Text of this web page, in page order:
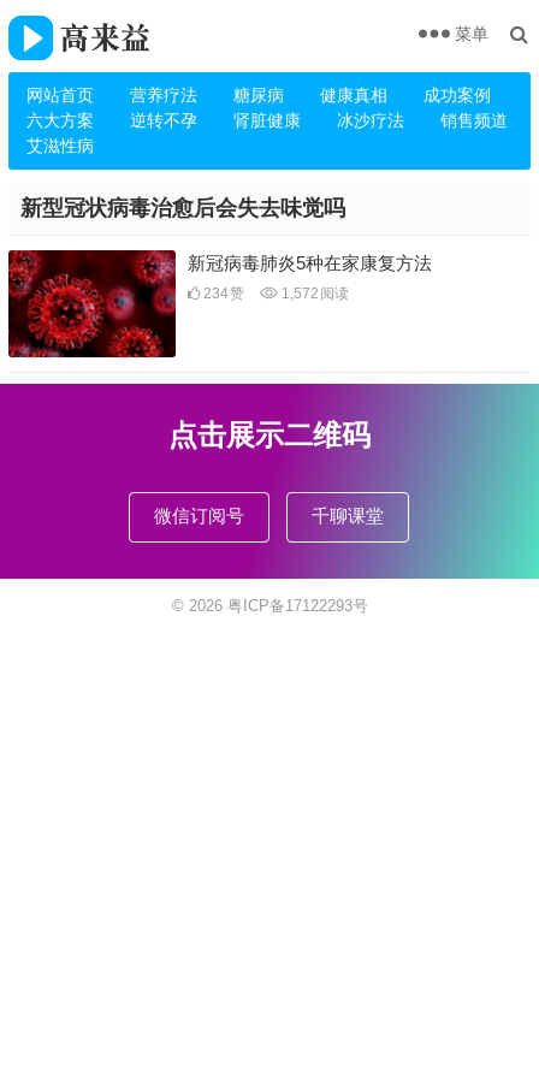
网站首页 营养疗法 糖尿病 健康真相
成功案例
六大方案
逆转不孕 肾脏健康 冰沙疗法
销售频道
艾滋性病
菜单
新型冠状病毒治愈后会失去味觉吗
新冠病毒肺炎5种在家康复方法
234赞 1,572 阅读
点击展示二维码
微信订阅号 千聊课堂
© 2026 粤ICP备17122293号